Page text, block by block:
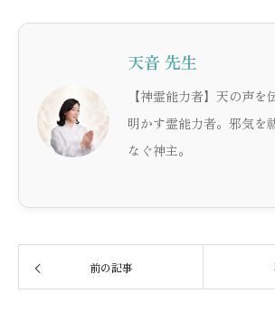
天音 先生
【神霊能力者】天の声を
明かす霊能力者。邪気を
なぐ神主。
前の記事